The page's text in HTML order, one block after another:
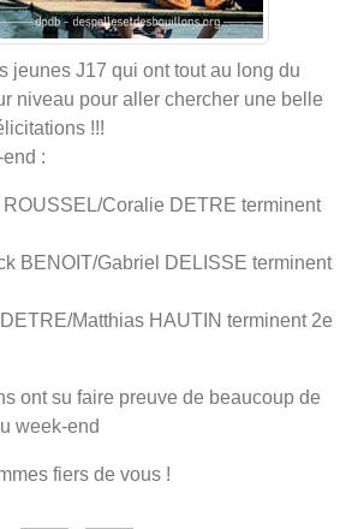
jeunes J17 qui ont tout au long du
niveau pour aller chercher une belle
!!!
:
Coralie DETRE terminent
BENOIT/Gabriel DELISSE terminent
Matthias HAUTIN terminent 2e
ont su faire preuve de beaucoup de
week-end
fiers de vous !